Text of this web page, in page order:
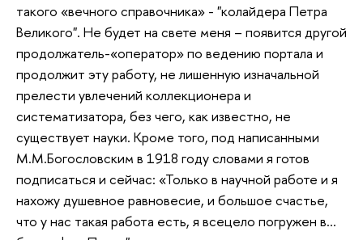
такого «вечного справочника» - "колайдера Петра
Великого". Не будет на свете меня – появится другой
продолжатель-«оператор» по ведению портала и
продолжит эту работу, не лишенную изначальной
прелести увлечений коллекционера и
систематизатора, без чего, как известно, не
существует науки. Кроме того, под написанными
М.М.Богословским в 1918 году словами я готов
подписаться и сейчас: «Только в научной работе и я
нахожу душевное равновесие, и большое счастье,
что у нас такая работа есть, я всецело погружен в...